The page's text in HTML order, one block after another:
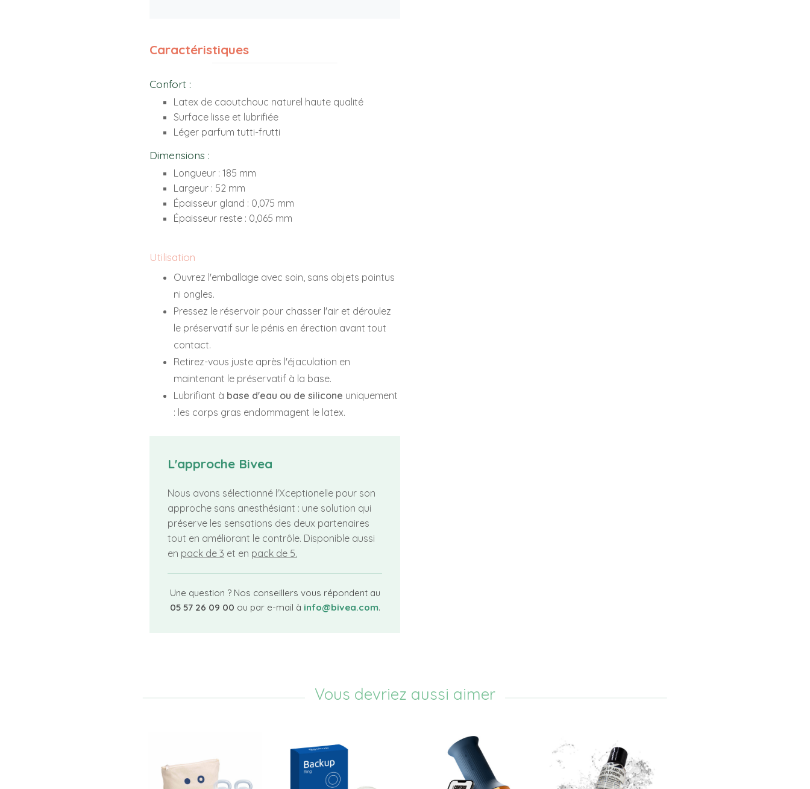
Caractéristiques
Confort :
Latex de caoutchouc naturel haute qualité
Surface lisse et lubrifiée
Léger parfum tutti-frutti
Dimensions :
Longueur : 185 mm
Largeur : 52 mm
Épaisseur gland : 0,075 mm
Épaisseur reste : 0,065 mm
Utilisation
Ouvrez l'emballage avec soin, sans objets pointus
ni ongles.
Pressez le réservoir pour chasser l'air et déroulez
le préservatif sur le pénis en érection avant tout
contact.
Retirez-vous juste après l'éjaculation en
maintenant le préservatif à la base.
Lubrifiant à base d'eau ou de silicone uniquement
: les corps gras endommagent le latex.
L'approche Bivea
Nous avons sélectionné l'Xceptionelle pour son
approche sans anesthésiant : une solution qui
préserve les sensations des deux partenaires
tout en améliorant le contrôle. Disponible aussi
en pack de 3 et en pack de 5.
Une question ? Nos conseillers vous répondent au
05 57 26 09 00 ou par e-mail à info@bivea.com.
Vous devriez aussi aimer